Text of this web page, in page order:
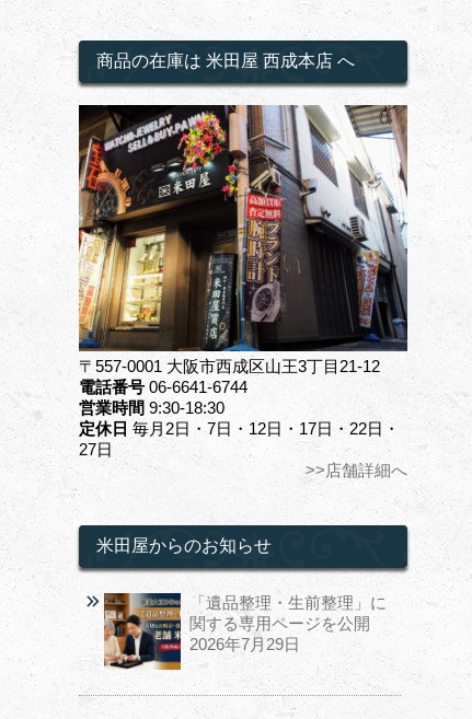
商品の在庫は 米田屋 西成本店 へ
〒557-0001 大阪市西成区山王3丁目21-12
電話番号 06-6641-6744
営業時間 9:30-18:30
定休日 毎月2日・7日・12日・17日・22日・
27日
>>店舗詳細へ
米田屋からのお知らせ
「遺品整理・生前整理」に
関する専用ページを公開
2026年7月29日